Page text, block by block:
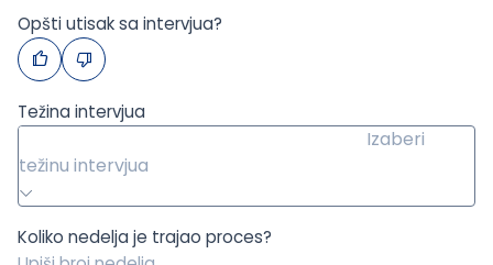
Opšti utisak sa intervjua?
Težina intervjua
Izaberi
težinu intervjua
Koliko nedelja je trajao proces?